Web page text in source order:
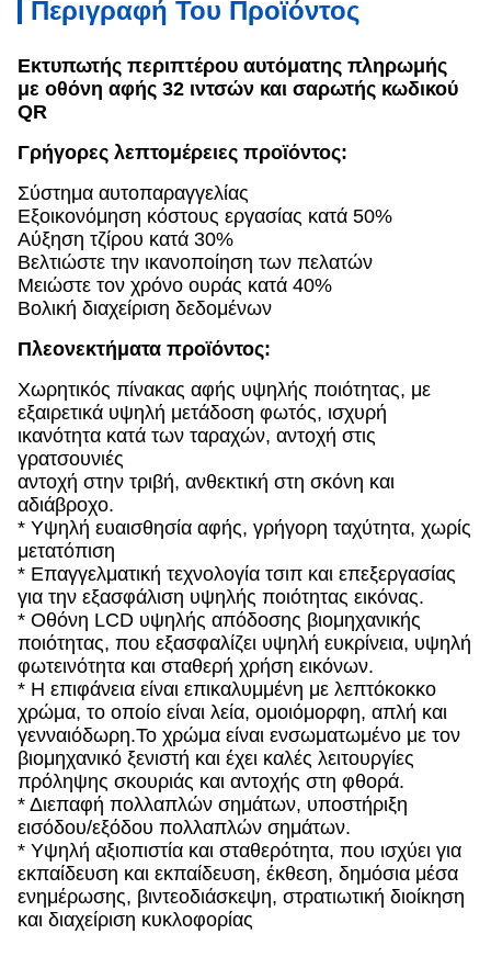
Περιγραφή Του Προϊόντος
Εκτυπωτής περιπτέρου αυτόματης πληρωμής
με οθόνη αφής 32 ιντσών και σαρωτής κωδικού
QR
Γρήγορες λεπτομέρειες προϊόντος:
Σύστημα αυτοπαραγγελίας
Εξοικονόμηση κόστους εργασίας κατά 50%
Αύξηση τζίρου κατά 30%
Βελτιώστε την ικανοποίηση των πελατών
Μειώστε τον χρόνο ουράς κατά 40%
Βολική διαχείριση δεδομένων
Πλεονεκτήματα προϊόντος:
Χωρητικός πίνακας αφής υψηλής ποιότητας, με
εξαιρετικά υψηλή μετάδοση φωτός, ισχυρή
ικανότητα κατά των ταραχών, αντοχή στις
γρατσουνιές
αντοχή στην τριβή, ανθεκτική στη σκόνη και
αδιάβροχο.
* Υψηλή ευαισθησία αφής, γρήγορη ταχύτητα, χωρίς
μετατόπιση
* Επαγγελματική τεχνολογία τσιπ και επεξεργασίας
για την εξασφάλιση υψηλής ποιότητας εικόνας.
* Οθόνη LCD υψηλής απόδοσης βιομηχανικής
ποιότητας, που εξασφαλίζει υψηλή ευκρίνεια, υψηλή
φωτεινότητα και σταθερή χρήση εικόνων.
* Η επιφάνεια είναι επικαλυμμένη με λεπτόκοκκο
χρώμα, το οποίο είναι λεία, ομοιόμορφη, απλή και
γενναιόδωρη.Το χρώμα είναι ενσωματωμένο με τον
βιομηχανικό ξενιστή και έχει καλές λειτουργίες
πρόληψης σκουριάς και αντοχής στη φθορά.
* Διεπαφή πολλαπλών σημάτων, υποστήριξη
εισόδου/εξόδου πολλαπλών σημάτων.
* Υψηλή αξιοπιστία και σταθερότητα, που ισχύει για
εκπαίδευση και εκπαίδευση, έκθεση, δημόσια μέσα
ενημέρωσης, βιντεοδιάσκεψη, στρατιωτική διοίκηση
και διαχείριση κυκλοφορίας